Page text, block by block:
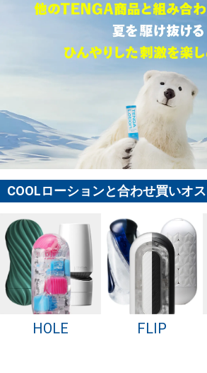
COOLローションと合わせ買いオス
HOLE FLIP